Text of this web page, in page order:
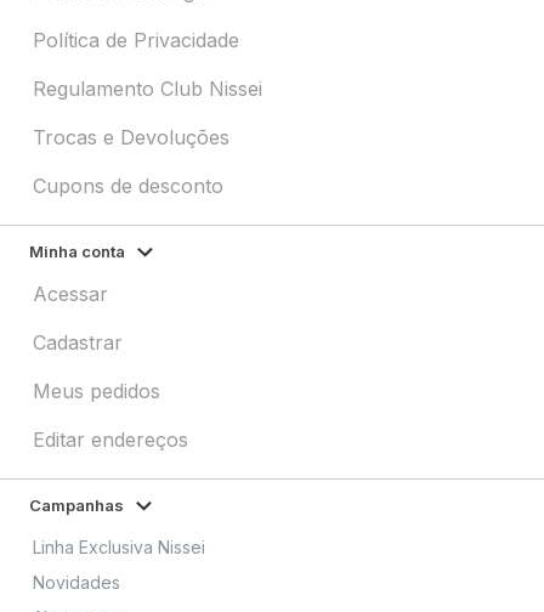
Política de Privacidade
Regulamento Club Nissei
Trocas e Devoluções
Cupons de desconto
Minha conta
Acessar
Cadastrar
Meus pedidos
Editar endereços
Campanhas
Linha Exclusiva Nissei
Novidades